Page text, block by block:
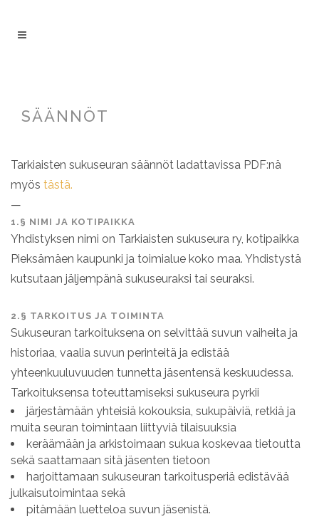
SÄÄNNÖT
Tarkiaisten sukuseuran säännöt ladattavissa PDF:nä
myös tästä.
—
1.§ NIMI JA KOTIPAIKKA
Yhdistyksen nimi on Tarkiaisten sukuseura ry, kotipaikka
Pieksämäen kaupunki ja toimialue koko maa. Yhdistystä
kutsutaan jäljempänä sukuseuraksi tai seuraksi.
2.§ TARKOITUS JA TOIMINTA
Sukuseuran tarkoituksena on selvittää suvun vaiheita ja
historiaa, vaalia suvun perinteitä ja edistää
yhteenkuuluvuuden tunnetta jäsentensä keskuudessa.
Tarkoituksensa toteuttamiseksi sukuseura pyrkii
järjestämään yhteisiä kokouksia, sukupäiviä, retkiä ja
muita seuran toimintaan liittyviä tilaisuuksia
keräämään ja arkistoimaan sukua koskevaa tietoutta
sekä saattamaan sitä jäsenten tietoon
harjoittamaan sukuseuran tarkoitusperiä edistävää
julkaisutoimintaa sekä
pitämään luetteloa suvun jäsenistä.